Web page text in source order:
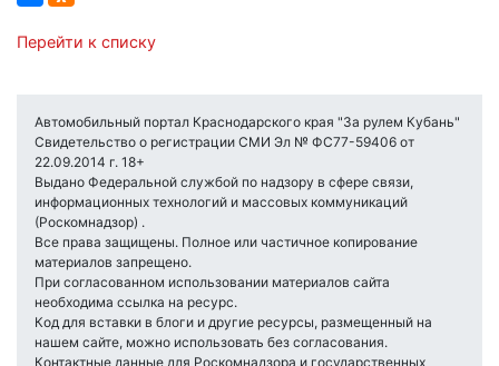
Перейти к списку
Автомобильный портал Краснодарского края "За рулем Кубань"
Свидетельство о регистрации СМИ Эл № ФС77-59406 от
22.09.2014 г. 18+
Выдано Федеральной службой по надзору в сфере связи,
информационных технологий и массовых коммуникаций
(Роскомнадзор) .
Все права защищены. Полное или частичное копирование
материалов запрещено.
При согласованном использовании материалов сайта
необходима ссылка на ресурс.
Код для вставки в блоги и другие ресурсы, размещенный на
нашем сайте, можно использовать без согласования.
Контактные данные для Роскомнадзора и государственных